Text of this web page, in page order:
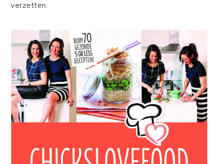
verzetten.